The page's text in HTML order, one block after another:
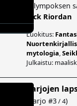
Olympoksen
Rick Riordan
Luokitus:
mytologia ,
Julkaistu:
Varjojen
Varjo #3/ 4)